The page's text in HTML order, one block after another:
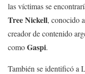
las víctimas se
Tree Nickell, conocido
creador de contenido
comoGaspi.
También se identificó a